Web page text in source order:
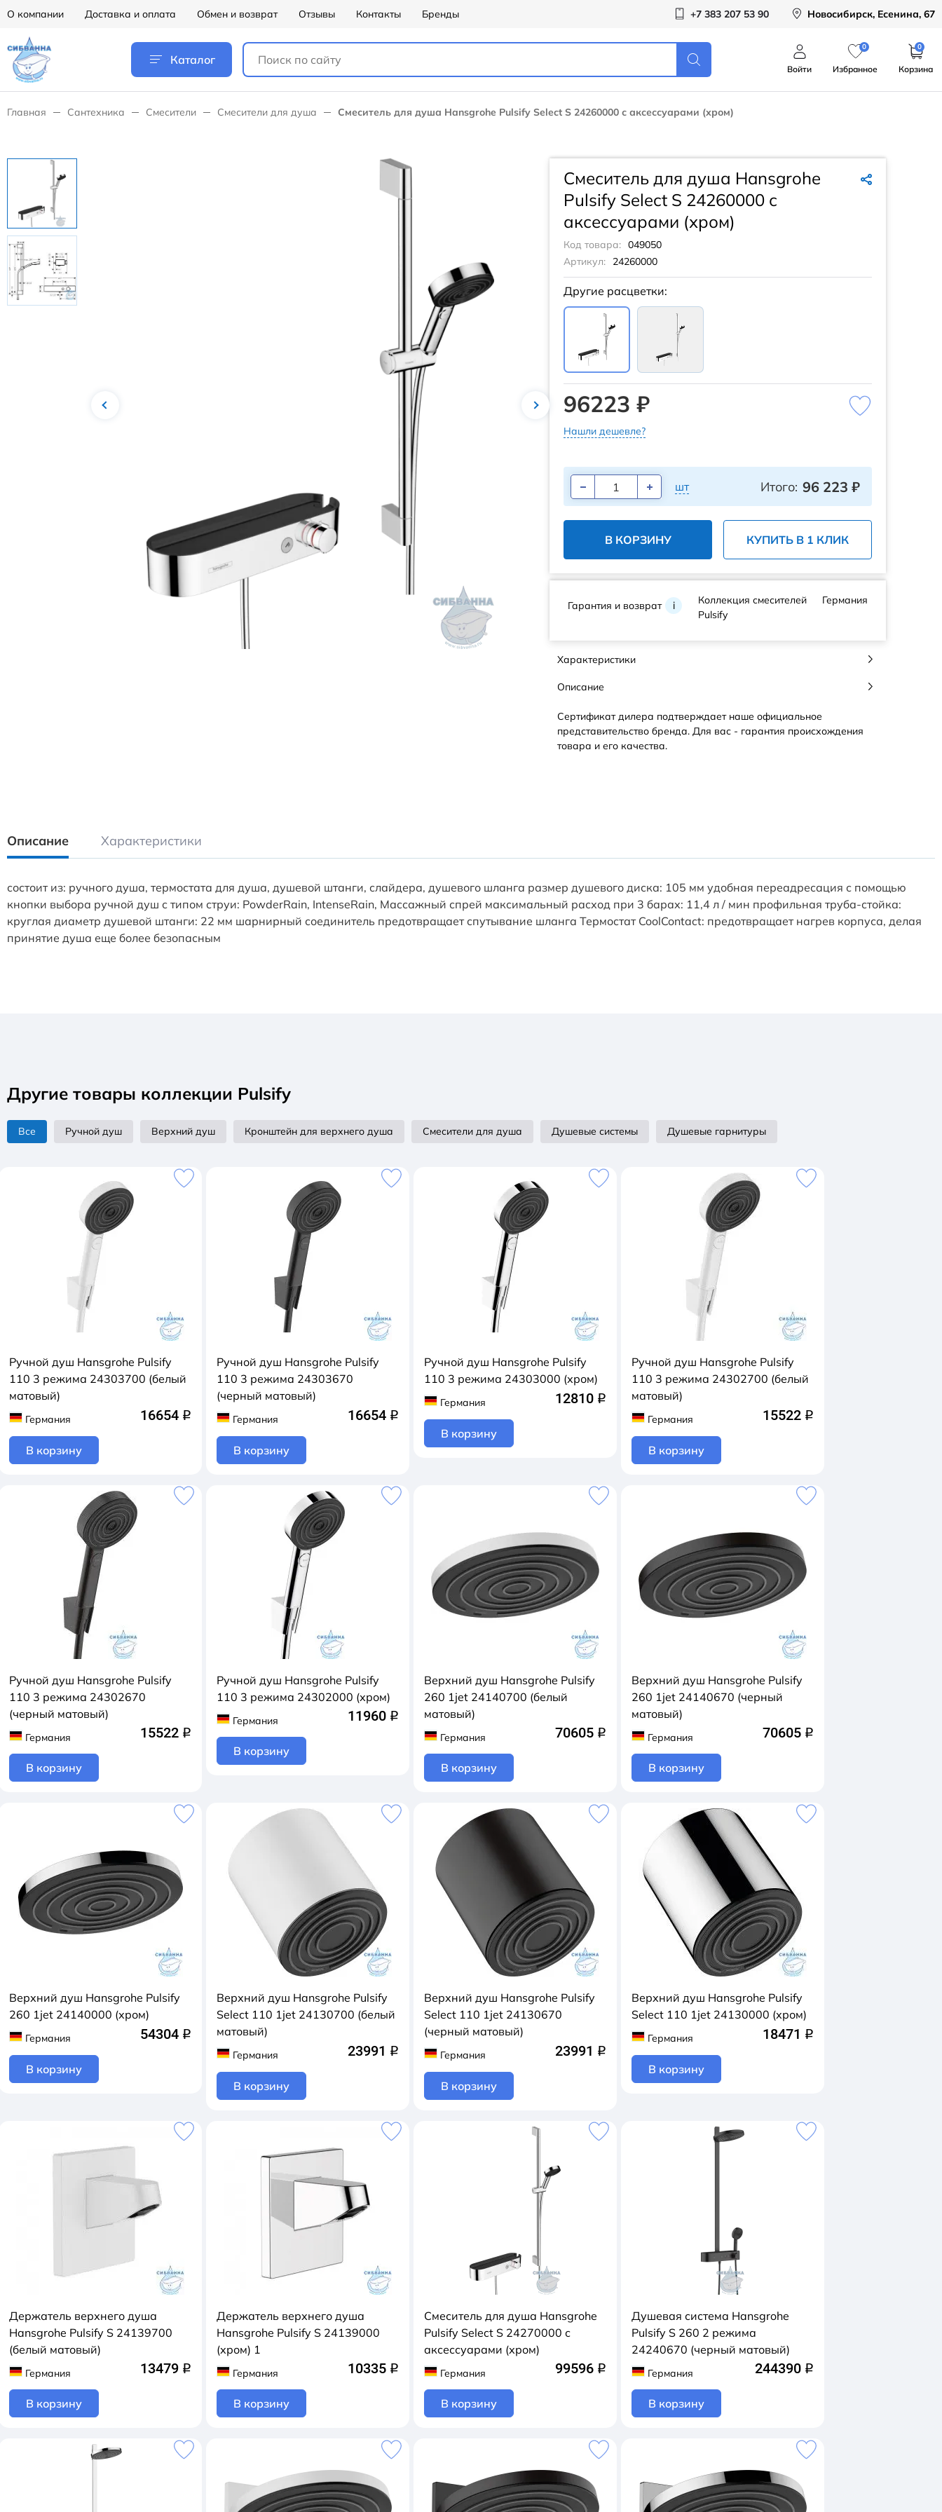
О компании Доставка и оплата Обмен и возврат Отзывы Контакты Бренды +7 383 207 53 90 Новосибирск, Есенина, 67
Каталог
Войти
0
Избранное
0
Корзина
Главная Сантехника Смесители Смесители для душа Смеситель для душа Hansgrohe Pulsify Select S 24260000 с аксессуарами (хром)
Смеситель для душа Hansgrohe
Pulsify Select S 24260000 с
аксессуарами (хром)
Код товара: 049050
Артикул:
24260000
Другие расцветки:
96223 ₽
Нашли дешевле?
шт Итого: 96 223 ₽
В КОРЗИНУ КУПИТЬ В 1 КЛИК
Гарантия и возврат i
Коллекция смесителей
Pulsify
Германия
Характеристики
Описание
Сертификат дилера подтверждает наше официальное
представительство бренда. Для вас - гарантия происхождения
товара и его качества.
Описание Характеристики
состоит из: ручного душа, термостата для душа, душевой штанги, слайдера, душевого шланга размер душевого диска: 105 мм удобная переадресация с помощью
кнопки выбора ручной душ с типом струи: PowderRain, IntenseRain, Массажный спрей максимальный расход при 3 барах: 11,4 л / мин профильная труба-стойка:
круглая диаметр душевой штанги: 22 мм шарнирный соединитель предотвращает спутывание шланга Термостат CoolContact: предотвращает нагрев корпуса, делая
принятие душа еще более безопасным
Другие товары коллекции Pulsify
Все Ручной душ Верхний душ Кронштейн для верхнего душа Смесители для душа Душевые системы Душевые гарнитуры
Ручной душ Hansgrohe Pulsify
110 3 режима 24303700 (белый
матовый)
Германия 16654 q
В корзину
Ручной душ Hansgrohe Pulsify
110 3 режима 24303670
(черный матовый)
Германия 16654 q
В корзину
Ручной душ Hansgrohe Pulsify
110 3 режима 24303000 (хром)
Германия 12810 q
В корзину
Ручной душ Hansgrohe Pulsify
110 3 режима 24302700 (белый
матовый)
Германия 15522 q
В корзину
Ручной душ Hansgrohe Pulsify
110 3 режима 24302670
(черный матовый)
Германия 15522 q
В корзину
Ручной душ Hansgrohe Pulsify
110 3 режима 24302000 (хром)
Германия 11960 q
В корзину
Верхний душ Hansgrohe Pulsify
260 1jet 24140700 (белый
матовый)
Германия 70605 q
В корзину
Верхний душ Hansgrohe Pulsify
260 1jet 24140670 (черный
матовый)
Германия 70605 q
В корзину
Верхний душ Hansgrohe Pulsify
260 1jet 24140000 (хром)
Германия 54304 q
В корзину
Верхний душ Hansgrohe Pulsify
Select 110 1jet 24130700 (белый
матовый)
Германия 23991 q
В корзину
Верхний душ Hansgrohe Pulsify
Select 110 1jet 24130670
(черный матовый)
Германия 23991 q
В корзину
Верхний душ Hansgrohe Pulsify
Select 110 1jet 24130000 (хром)
Германия 18471 q
В корзину
Держатель верхнего душа
Hansgrohe Pulsify S 24139700
(белый матовый)
Германия 13479 q
В корзину
Держатель верхнего душа
Hansgrohe Pulsify S 24139000
(хром) 1
Германия 10335 q
В корзину
Смеситель для душа Hansgrohe
Pulsify Select S 24270000 с
аксессуарами (хром)
Германия 99596 q
В корзину
Душевая система Hansgrohe
Pulsify S 260 2 режима
24240670 (черный матовый)
Германия 244390 q
В корзину